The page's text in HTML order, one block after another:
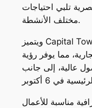
تلبي احتياجات
مختلف الأنشطة.
ويتميز Capital Tower 1 بموقعه الاستراتيجي داخل
مما يوفر رؤية
عالية، إلى جانب
مناسبة للأعمال